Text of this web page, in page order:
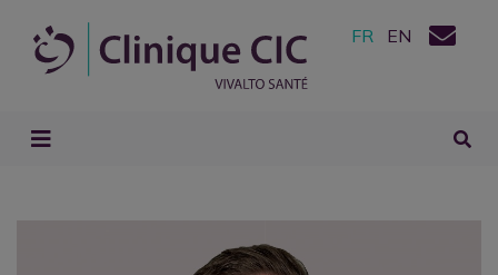
FR EN